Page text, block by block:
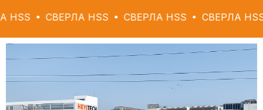
СВЕРЛА HSS СВЕРЛА HSS СВЕРЛА HSS